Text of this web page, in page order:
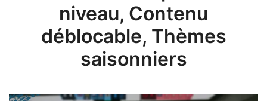
niveau, Contenu
déblocable, Thèmes
saisonniers